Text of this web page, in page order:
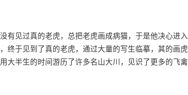
见过真的老虎，总把老虎画成病猫，于是他决心进入
终于见到了真的老虎，通过大量的写生临摹，其的画虎
大半生的时间游历了许多名山大川，见识了更多的飞禽